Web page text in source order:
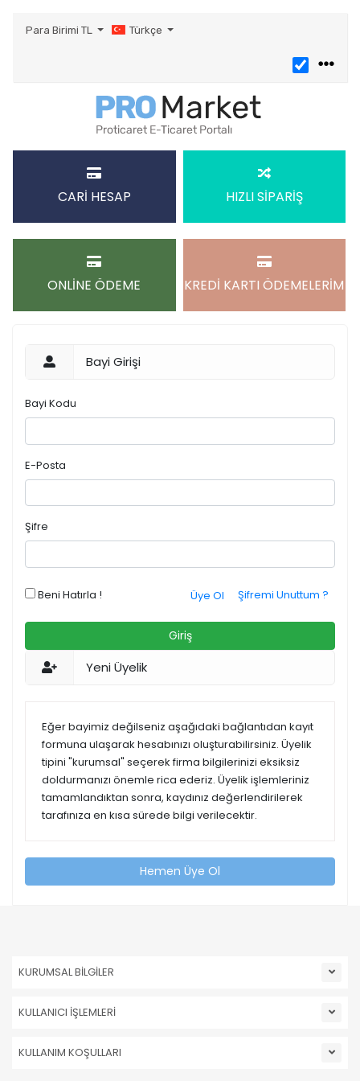
Para Birimi TL Türkçe
CARİ HESAP HIZLI SİPARİŞ
ONLİNE ÖDEME KREDİ KARTI ÖDEMELERİM
Bayi Girişi
Bayi Kodu
E-Posta
Şifre
Beni Hatırla ! Şifremi Unuttum ?
Üye Ol
Giriş
Yeni Üyelik
Eğer bayimiz değilseniz aşağıdaki bağlantıdan kayıt
formuna ulaşarak hesabınızı oluşturabilirsiniz. Üyelik
tipini "kurumsal" seçerek firma bilgilerinizi eksiksiz
doldurmanızı önemle rica ederiz. Üyelik işlemleriniz
tamamlandıktan sonra, kaydınız değerlendirilerek
tarafınıza en kısa sürede bilgi verilecektir.
Hemen Üye Ol
KURUMSAL BİLGİLER
KULLANICI İŞLEMLERİ
KULLANIM KOŞULLARI